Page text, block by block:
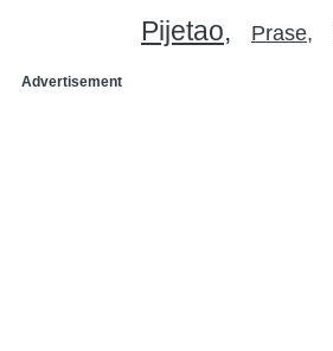
Pijetao
Prase
Advertisement